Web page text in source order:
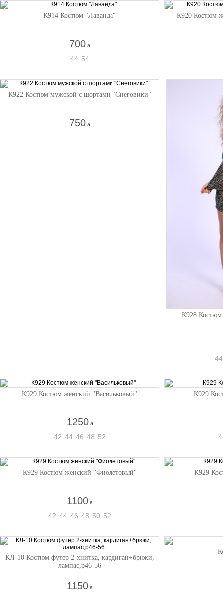
К914 Костюм "Лаванда"
700 a
44 54
К920 Костюм
К922 Костюм мужской с шортами "Снеговики"
750 a
К928 Костюм
44
К929 Костюм женский "Васильковый"
1250 a
42 44 46 48 52
К929
К929 Костюм женский "Фиолетовый"
1100 a
42 44 46 48 50 52
К929
КЛ-10 Костюм футер 2-хнитка, кардиган+брюки,
лампас,р46-56
1150 a